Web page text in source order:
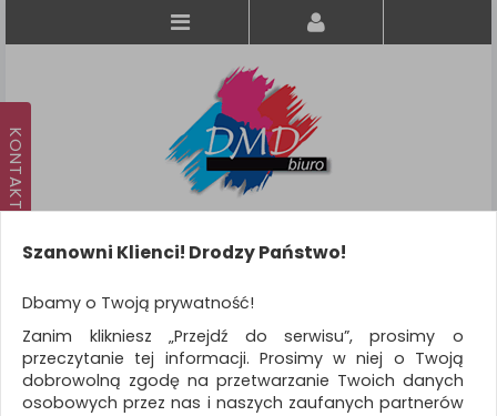
KATEGORIE
Szanowni Klienci! Drodzy Państwo!
Dbamy o Twoją prywatność!
Zanim klikniesz „Przejdź do serwisu”, prosimy o
przeczytanie tej informacji. Prosimy w niej o Twoją
dobrowolną zgodę na przetwarzanie Twoich danych
osobowych przez nas i naszych zaufanych partnerów